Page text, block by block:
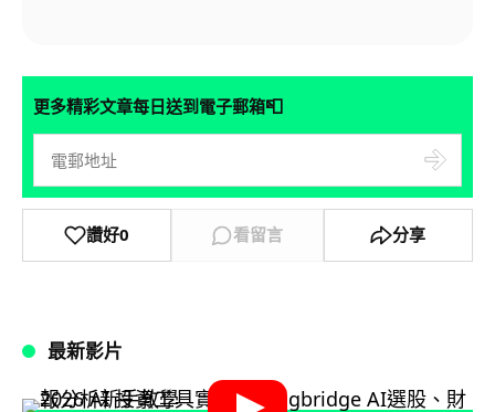
更多精彩文章每日送到電子郵箱📮
讚好0 看留言 分享
最新影片